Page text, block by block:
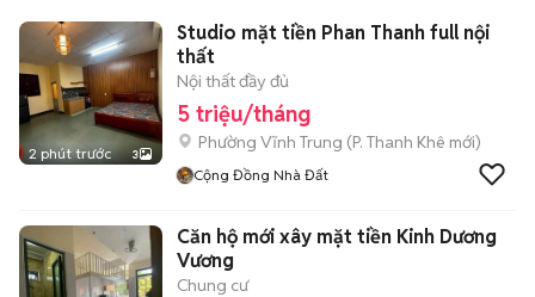
2 phút trước 3
Studio mặt tiền Phan Thanh full nội
thất
Nội thất đầy đủ
5 triệu/tháng
Phường Vĩnh Trung (P. Thanh Khê mới)
Cộng Đồng Nhà Đất
Căn hộ mới xây mặt tiền Kinh Dương
Vương
Chung cư